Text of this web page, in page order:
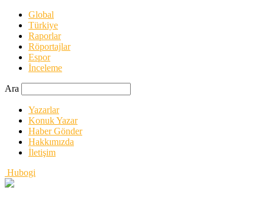
Global
Türkiye
Raporlar
Röportajlar
Espor
İnceleme
Ara
Yazarlar
Konuk Yazar
Haber Gönder
Hakkımızda
İletişim
Hubogi